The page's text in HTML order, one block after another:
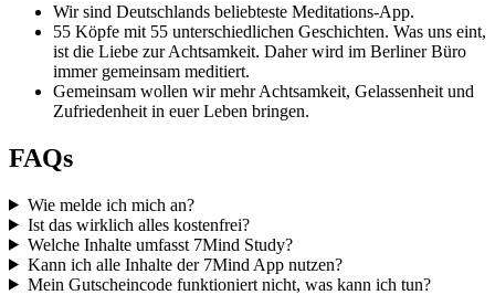
Wir sind Deutschlands beliebteste Meditations-App.
55 Köpfe mit 55 unterschiedlichen Geschichten. Was uns eint,
ist die Liebe zur Achtsamkeit. Daher wird im Berliner Büro
immer gemeinsam meditiert.
Gemeinsam wollen wir mehr Achtsamkeit, Gelassenheit und
Zufriedenheit in euer Leben bringen.
FAQs
Wie melde ich mich an?
Ist das wirklich alles kostenfrei?
Welche Inhalte umfasst 7Mind Study?
Kann ich alle Inhalte der 7Mind App nutzen?
Mein Gutscheincode funktioniert nicht, was kann ich tun?